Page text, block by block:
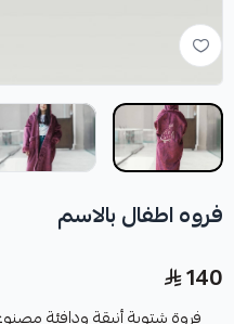
فروه اطفال بالاسم
140
فروة شتوية أنيقة ودافئة